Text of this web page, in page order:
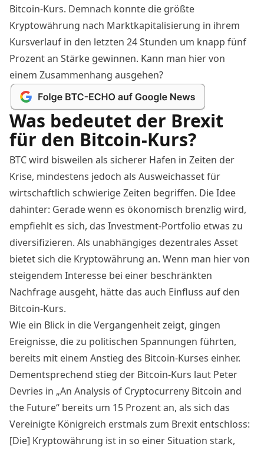
Bitcoin-Kurs. Demnach konnte die größte
Kryptowährung nach Marktkapitalisierung in ihrem
Kursverlauf in den letzten 24 Stunden um knapp fünf
Prozent an Stärke gewinnen. Kann man hier von
einem Zusammenhang ausgehen?
Was bedeutet der Brexit
für den Bitcoin-Kurs?
BTC wird bisweilen als sicherer Hafen in Zeiten der
Krise, mindestens jedoch als Ausweichasset für
wirtschaftlich schwierige Zeiten begriffen. Die Idee
dahinter: Gerade wenn es ökonomisch brenzlig wird,
empfiehlt es sich, das Investment-Portfolio etwas zu
diversifizieren. Als unabhängiges dezentrales Asset
bietet sich die Kryptowährung an. Wenn man hier von
steigendem Interesse bei einer beschränkten
Nachfrage ausgeht, hätte das auch Einfluss auf den
Bitcoin-Kurs.
Wie ein Blick in die Vergangenheit zeigt, gingen
Ereignisse, die zu politischen Spannungen führten,
bereits mit einem Anstieg des Bitcoin-Kurses einher.
Dementsprechend stieg der Bitcoin-Kurs laut Peter
Devries in „An Analysis of Cryptocurreny Bitcoin and
the Future“ bereits um 15 Prozent an, als sich das
Vereinigte Königreich erstmals zum Brexit entschloss:
[Die] Kryptowährung ist in so einer Situation stark,